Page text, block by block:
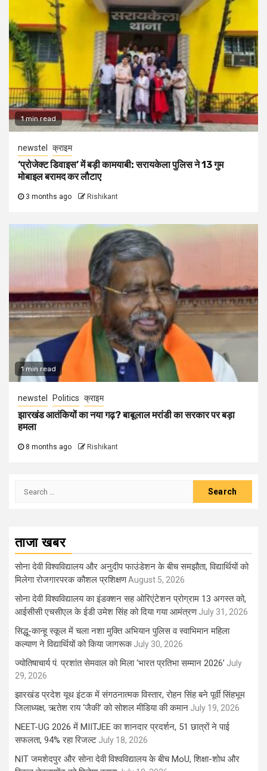
1 min read
newstel क्राइम
‘प्रोजेक्ट डिवाइस’ में बड़ी कामयाबी: सरायकेला पुलिस ने 13 गुम
मोबाइल बरामद कर लौटाए
3 months ago Rishikant
1 min read
newstel Politics क्राइम
झारखंड आतंकियों का नया गढ़? बाबूलाल मरांडी का सरकार पर बड़ा
हमला
8 months ago Rishikant
Search
ताजा खबर
सोना देवी विश्वविद्यालय और अनुदीप फाउंडेशन के बीच समझौता, विद्यार्थियों को
मिलेगा रोजगारपरक कौशल प्रशिक्षणAugust 5, 2026
सोना देवी विश्वविद्यालय का इंडक्शन सह ओरिएंटेशन प्रोग्राम 13 अगस्त को,
आईसीसी एचसीएल के ईडी उमेश सिंह को दिया गया आमंत्रण July 31, 2026
सिद्धू-कान्हू स्कूल में चला नशा मुक्ति अभियान पुलिस व स्वाभिमान महिला
कल्याण ने विद्यार्थियों को किया जागरूक July 30, 2026
ज्योतिषाचार्य पं. प्रशांत सेमवाल को मिला ‘भारत प्रतिभा सम्मान 2026’ July
29, 2026
झारखंड प्रदेश यूथ इंटक में संगठनात्मक विस्तार, रोहन सिंह बने पूर्वी सिंहभूम
जिलाध्यक्ष, ऋतेश राय ‘जैकी’ को सोशल मीडिया की कमान July 19, 2026
NEET-UG 2026 में MIITJEE का शानदार प्रदर्शन, 51 छात्रों ने पाई
सफलता, 94% रहा रिजल्ट July 18, 2026
NIT जमशेदपुर और सोना देवी विश्वविद्यालय के बीच MoU, शिक्षा-शोध और